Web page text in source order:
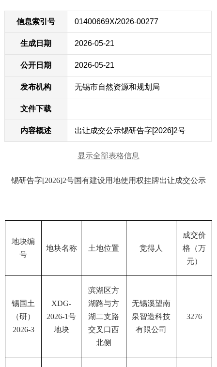
信息索引号 01400669X/2026-00277
生成日期 2026-05-21
公开日期 2026-05-21
发布机构 无锡市自然资源和规划局
文件下载
内容概述 出让成交公示锡研告字[2026]2号
显示全部表格信息
锡研告字[2026]2号国有建设用地使用权挂牌出让成交公示
地块编
号
地块名称 土地位置 竞得人
成交价
格（万
元）
锡国土
（研）
2026-3
XDG-
2026-1号
地块
滨湖区方
湖路与方
湖二支路
交叉口西
北侧
无锡溪望南
泉智造科技
有限公司
3276